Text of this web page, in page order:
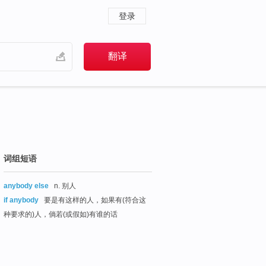
登录
词组短语
anybody else
n. 别人
if anybody
要是有这样的人，如果有(符合这
种要求的)人，倘若(或假如)有谁的话